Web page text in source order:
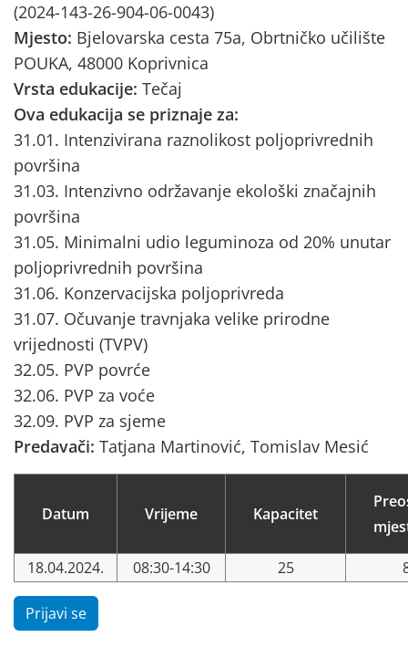
(2024-143-26-904-06-0043)
Mjesto: Bjelovarska cesta 75a, Obrtničko učilište
POUKA, 48000 Koprivnica
Vrsta edukacije: Tečaj
Ova edukacija se priznaje za:
31.01. Intenzivirana raznolikost poljoprivrednih
površina
31.03. Intenzivno održavanje ekološki značajnih
površina
31.05. Minimalni udio leguminoza od 20% unutar
poljoprivrednih površina
31.06. Konzervacijska poljoprivreda
31.07. Očuvanje travnjaka velike prirodne
vrijednosti (TVPV)
32.05. PVP povrće
32.06. PVP za voće
32.09. PVP za sjeme
Predavači: Tatjana Martinović, Tomislav Mesić
Datum Vrijeme Kapacitet
18.04.2024. 08:30-14:30 25
Prijavi se